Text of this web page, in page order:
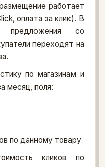
работает
оплата за клик). В
предложения со
переходят на
по магазинам и
месяц, поля:
по данному товару
кликов по